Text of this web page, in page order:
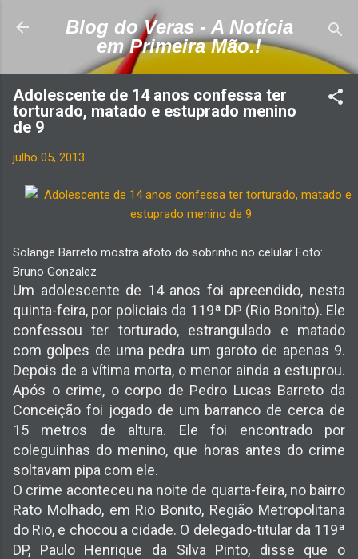
Pular para o conteúdo principal
Blog do Veras - A Notícia
em Primeira Mão.!
Adolescente de 14 anos confessa ter
torturado, matado e estuprado menino
de 9
julho 05, 2013
Solange Barreto mostra afoto do sobrinho no celular Foto:
Bruno Gonzalez
Um adolescente de 14 anos foi apreendido, nesta
quinta-feira, por policiais da 119ª DP (Rio Bonito). Ele
confessou ter torturado, estrangulado e matado
com golpes de uma pedra um garoto de apenas 9.
Depois de a vítima morta, o menor ainda a estuprou.
Após o crime, o corpo de Pedro Lucas Barreto da
Conceição foi jogado de um barranco de cerca de
15 metros de altura. Ele foi encontrado por
coleguinhas do menino, que horas antes do crime
soltavam pipa com ele.
O crime aconteceu na noite de quarta-feira, no bairro
Rato Molhado, em Rio Bonito, Região Metropolitana
do Rio, e chocou a cidade. O delegado-titular da 119ª
DP, Paulo Henrique da Silva Pinto, disse que o